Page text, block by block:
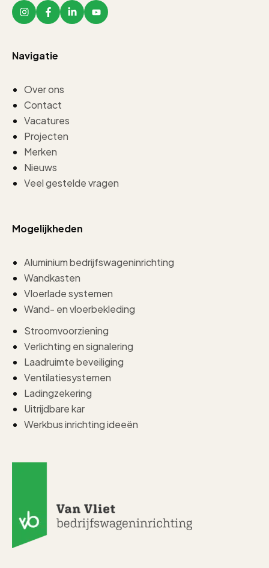
Navigatie
Over ons
Contact
Vacatures
Projecten
Merken
Nieuws
Veel gestelde vragen
Mogelijkheden
Aluminium bedrijfswageninrichting
Wandkasten
Vloerlade systemen
Wand- en vloerbekleding
Stroomvoorziening
Verlichting en signalering
Laadruimte beveiliging
Ventilatiesystemen
Ladingzekering
Uitrijdbare kar
Werkbus inrichting ideeën